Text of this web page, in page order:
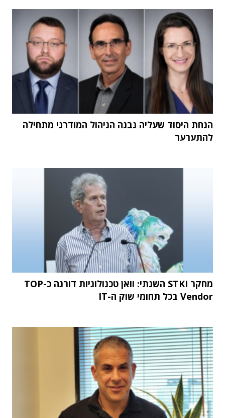
הנחת היסוד שעליה נבנה הניהול המודרני מתחילה
להתערער
מחקר STKI השנתי: וואן טכנולוגיות דורגה כ-TOP
Vendor בכל תחומי שוק ה-IT